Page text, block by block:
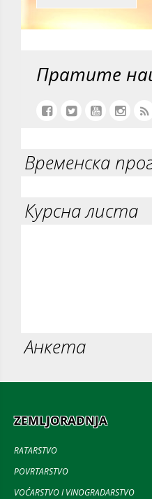
Пратите
Временска
Курсна листа
Анкета
ZEMLJORADNJA
RATARSTVO
POVRTARSTVO
VOĆARSTVO I VINOGRADARSTVO